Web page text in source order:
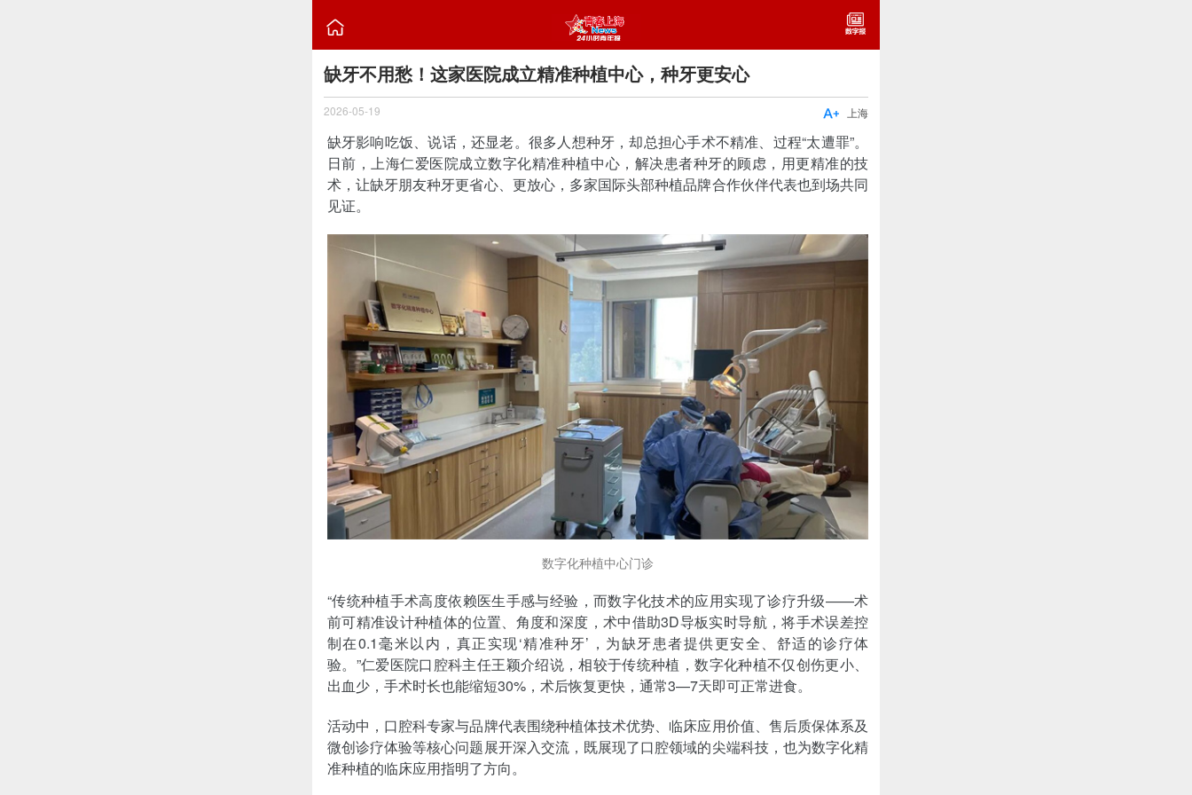

缺牙不用愁！这家医院成立精准种植中心，种牙更安心
2026-05-19 上海

缺牙影响吃饭、说话，还显老。很多人想种牙，却总担心手术不精准、过程“太遭罪”。
日前，上海仁爱医院成立数字化精准种植中心，解决患者种牙的顾虑，用更精准的技
术，让缺牙朋友种牙更省心、更放心，多家国际头部种植品牌合作伙伴代表也到场共同
见证。
数字化种植中心门诊
“传统种植手术高度依赖医生手感与经验，而数字化技术的应用实现了诊疗升级——术
前可精准设计种植体的位置、角度和深度，术中借助3D导板实时导航，将手术误差控
制在0.1毫米以内，真正实现‘精准种牙’，为缺牙患者提供更安全、舒适的诊疗体
验。”仁爱医院口腔科主任王颖介绍说，相较于传统种植，数字化种植不仅创伤更小、
出血少，手术时长也能缩短30%，术后恢复更快，通常3—7天即可正常进食。
活动中，口腔科专家与品牌代表围绕种植体技术优势、临床应用价值、售后质保体系及
微创诊疗体验等核心问题展开深入交流，既展现了口腔领域的尖端科技，也为数字化精
准种植的临床应用指明了方向。